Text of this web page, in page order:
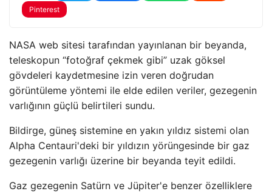
Pinterest
NASA web sitesi tarafından yayınlanan bir beyanda,
teleskopun “fotoğraf çekmek gibi” uzak göksel
gövdeleri kaydetmesine izin veren doğrudan
görüntüleme yöntemi ile elde edilen veriler, gezegenin
varlığının güçlü belirtileri sundu.
Bildirge, güneş sistemine en yakın yıldız sistemi olan
Alpha Centauri'deki bir yıldızın yörüngesinde bir gaz
gezegenin varlığı üzerine bir beyanda teyit edildi.
Gaz gezegenin Satürn ve Jüpiter'e benzer özelliklere